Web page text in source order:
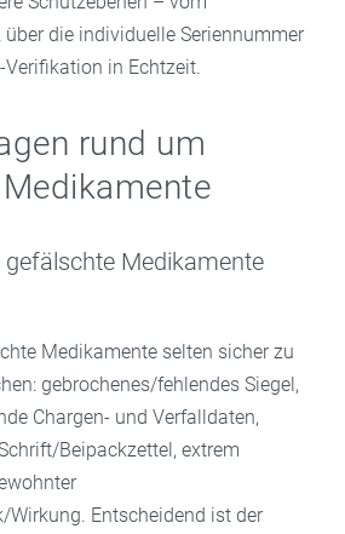
die individuelle Seriennummer
in Echtzeit.
rund um
gefälschte Medikamente
Medikamente selten sicher zu
gebrochenes/fehlendes Siegel,
Chargen- und Verfalldaten,
Beipackzettel, extrem
Wirkung. Entscheidend ist der